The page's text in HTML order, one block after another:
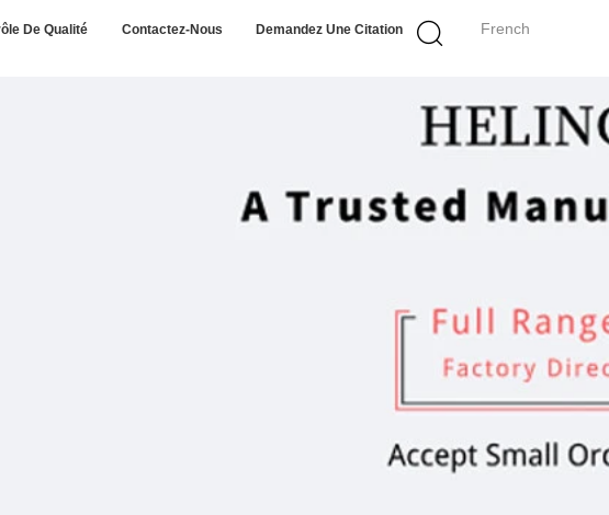
French
De Qualité Contactez-Nous Demandez Une Citation